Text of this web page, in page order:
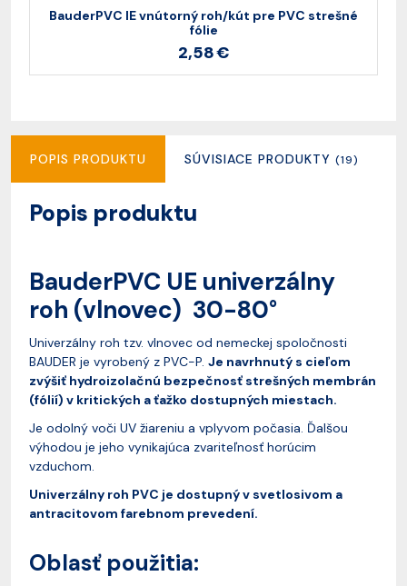
BauderPVC IE vnútorný roh/kút pre PVC strešné
fólie
2,58 €
POPIS PRODUKTU SÚVISIACE PRODUKTY (19)
Popis produktu
BauderPVC UE univerzálny
roh (vlnovec) 30-80°
Univerzálny roh tzv. vlnovec od nemeckej spoločnosti
BAUDER je vyrobený z PVC-P. Je navrhnutý s cieľom
zvýšiť hydroizolačnú bezpečnosť strešných membrán
(fólií) v kritických a ťažko dostupných miestach.
Je odolný voči UV žiareniu a vplyvom počasia. Ďalšou
výhodou je jeho vynikajúca zvariteľnosť horúcim
vzduchom.
Univerzálny roh PVC je dostupný v svetlosivom a
antracitovom farebnom prevedení.
Oblasť použitia: